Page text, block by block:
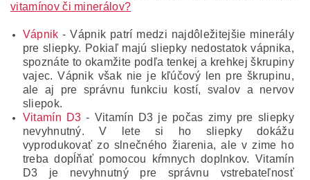
vitamínov či minerálov?
Vápnik - Vápnik patrí medzi najdôležitejšie minerály
pre sliepky. Pokiaľ majú sliepky nedostatok vápnika,
spoznáte to okamžite podľa tenkej a krehkej škrupiny
vajec. Vápnik však nie je kľúčový len pre škrupinu,
ale aj pre správnu funkciu kostí, svalov a nervov
sliepok.
Vitamín D3 - Vitamín D3 je počas zimy pre sliepky
nevyhnutný. V lete si ho sliepky dokážu
vyprodukovať zo slnečného žiarenia, ale v zime ho
treba dopĺňať pomocou kŕmnych doplnkov. Vitamín
D3 je nevyhnutný pre správnu vstrebateľnosť